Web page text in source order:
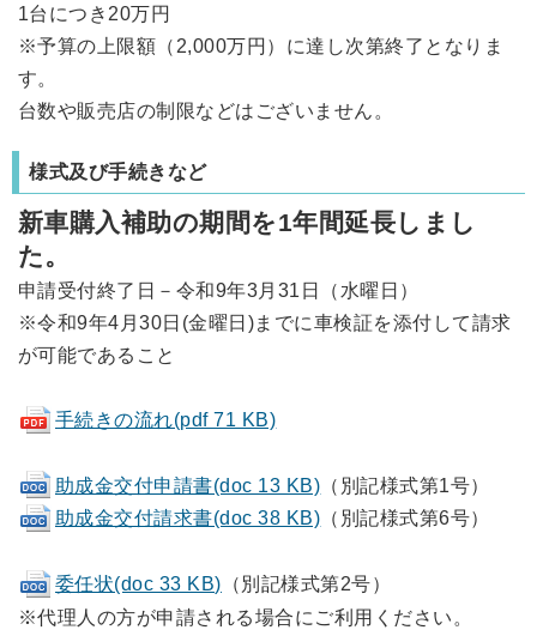
1台につき20万円
※予算の上限額（2,000万円）に達し次第終了となりま
す。
台数や販売店の制限などはございません。
様式及び手続きなど
新車購入補助の期間を1年間延長しまし
た。
申請受付終了日－令和9年3月31日（水曜日）
※令和9年4月30日(金曜日)までに車検証を添付して請求
が可能であること
手続きの流れ(pdf 71 KB)
助成金交付申請書(doc 13 KB) （別記様式第1号）
助成金交付請求書(doc 38 KB) （別記様式第6号）
委任状(doc 33 KB) （別記様式第2号）
※代理人の方が申請される場合にご利用ください。